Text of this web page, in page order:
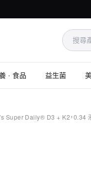
· 食品 益生菌
Super Daily® D3 + K2，0.34